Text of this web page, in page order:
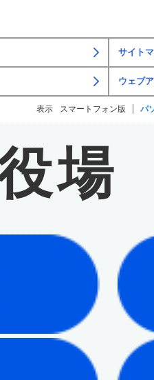
サイト
ウェブ
表示 スマートフォン版 パ
場